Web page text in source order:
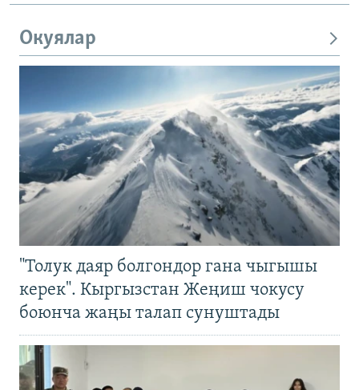
Окуялар
"Толук даяр болгондор гана чыгышы
керек". Кыргызстан Жеңиш чокусу
боюнча жаңы талап сунуштады